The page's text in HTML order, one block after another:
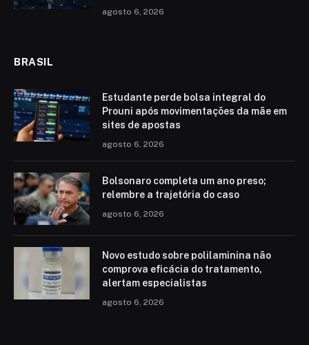
agosto 6, 2026
BRASIL
Estudante perde bolsa integral do
Prouni após movimentações da mãe em
sites de apostas
agosto 6, 2026
Bolsonaro completa um ano preso;
relembre a trajetória do caso
agosto 6, 2026
Novo estudo sobre polilaminina não
comprova eficácia do tratamento,
alertam especialistas
agosto 6, 2026